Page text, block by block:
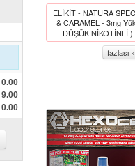
0.00
9.00
0.00
ELİKİT - NATURA
& CARAMEL - 3mg
DÜŞÜK NİKOTİNLİ )
fazlası »